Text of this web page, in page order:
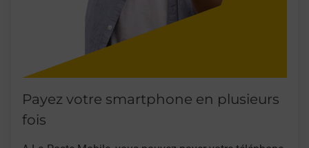
Payez votre smartphone en plusieurs
fois